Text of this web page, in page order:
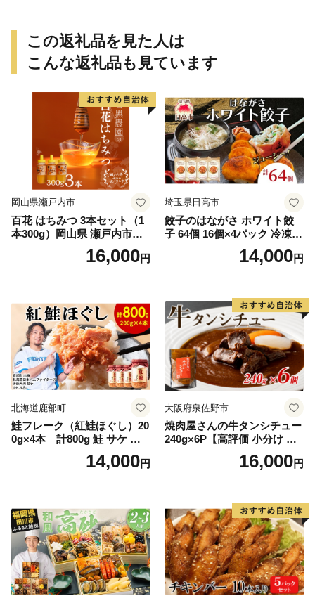
この返礼品を見た人は
こんな返礼品も見ています
岡山県瀬戸内市
百花 はちみつ 3本セット（1
本300g）岡山県 瀬戸内市産
石黒農園 ヨーグルト パン 砂
糖の代わり 香り高い いい香
16,000円
埼玉県日高市
餃子のはながさ ホワイト餃
子 64個 16個×4パック 冷凍
中華 点心 B級グルメ ご当地
野菜 おつまみ おかず 簡単調
ー ギフト お取り寄せ 日高市
14,000円
北海道鹿部町
鮭フレーク（紅鮭ほぐし）20
0g×4本 計800g 鮭 サケ 鮭
ほぐし サケフレーク シャケ
フレーク 鮭フレーク14,000円
大阪府泉佐野市
焼肉屋さんの牛タンシチュー
240g×6P【高評価 小分け 惣
菜 牛たん 一人暮らし 冷凍】
16,000円